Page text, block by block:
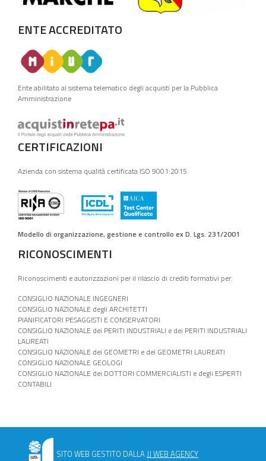
ENTE ACCREDITATO
Ente abilitato al sistema telematico degli acquisti per la Pubblica
Amministrazione
CERTIFICAZIONI
Azienda con sistema qualità certificata ISO 9001:2015
Modello di organizzazione, gestione e controllo ex D. Lgs. 231/2001
RICONOSCIMENTI
Riconoscimenti e autorizzazioni per il rilascio di crediti formativi per:
CONSIGLIO NAZIONALE INGEGNERI
CONSIGLIO NAZIONALE degli ARCHITETTI
PIANIFICATORI PESAGGISTI E CONSERVATORI
CONSIGLIO NAZIONALE dei PERITI INDUSTRIALI e dei PERITI INDUSTRIALI
LAUREATI
CONSIGLIO NAZIONALE dei GEOMETRI e dei GEOMETRI LAUREATI
CONSIGLIO NAZIONALE GEOLOGI
CONSIGLIO NAZIONALE dei DOTTORI COMMERCIALISTI e degli ESPERTI
CONTABILI
SITO WEB GESTITO DALLAJJ WEB AGENCY